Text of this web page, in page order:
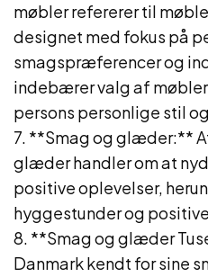
møbler refererer til
designet med fokus på
smagspræferencer og
indebærer valg af
persons personlige stil
7. **Smag og glæder:**
glæder handler om at
positive oplevelser,
hyggestunder og
8. **Smag og glæder
Danmark kendt for sine